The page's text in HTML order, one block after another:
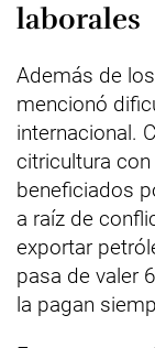
laborales
Además de
mencionó
internacional.
citricultura
beneficiados
a raíz de
exportar
pasa de valer
la pagan